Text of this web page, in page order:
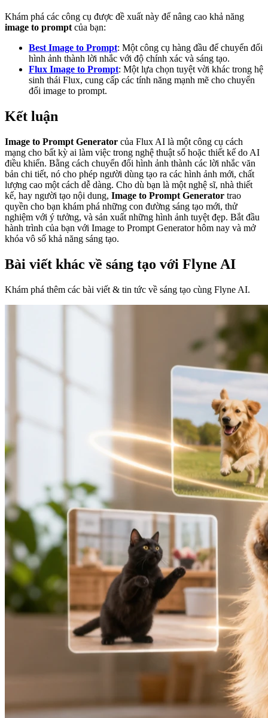
Khám phá các công cụ được đề xuất này để nâng cao khả năng
image to prompt của bạn:
Best Image to Prompt: Một công cụ hàng đầu để chuyển đổi
hình ảnh thành lời nhắc với độ chính xác và sáng tạo.
Flux Image to Prompt: Một lựa chọn tuyệt vời khác trong hệ
sinh thái Flux, cung cấp các tính năng mạnh mẽ cho chuyển
đổi image to prompt.
Kết luận
Image to Prompt Generator của Flux AI là một công cụ cách
mạng cho bất kỳ ai làm việc trong nghệ thuật số hoặc thiết kế do AI
điều khiển. Bằng cách chuyển đổi hình ảnh thành các lời nhắc văn
bản chi tiết, nó cho phép người dùng tạo ra các hình ảnh mới, chất
lượng cao một cách dễ dàng. Cho dù bạn là một nghệ sĩ, nhà thiết
kế, hay người tạo nội dung, Image to Prompt Generator trao
quyền cho bạn khám phá những con đường sáng tạo mới, thử
nghiệm với ý tưởng, và sản xuất những hình ảnh tuyệt đẹp. Bắt đầu
hành trình của bạn với Image to Prompt Generator hôm nay và mở
khóa vô số khả năng sáng tạo.
Bài viết khác về sáng tạo với Flyne AI
Khám phá thêm các bài viết & tin tức về sáng tạo cùng Flyne AI.